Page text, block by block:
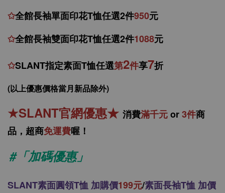
✩全館長袖單面印花T恤任選2件950元
✩全館長袖雙面印花T恤任選2件1088元
✩SLANT指定素面T恤任選第2件享7折
(以上優惠價格當月新品除外)
★SLANT官網優惠★ 消費滿千元or3件商
品， 超商免運費喔！
#「加碼優惠」
SLANT素面圓領T恤 加購價199元/素面長袖T恤 加價